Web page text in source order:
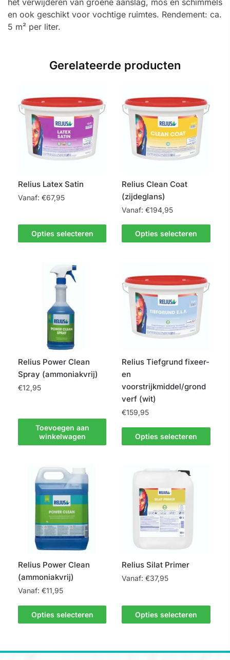
het verwijderen van groene aanslag, mos en schimmels
en ook geschikt voor vochtige ruimtes. Rendement: ca.
5 m² per liter.
Gerelateerde producten
Relius Latex Satin
Vanaf: €67,95
Opties selecteren
product
heeft
gekozen
productpagina
Relius Clean Coat
(zijdeglans)
Vanaf:€194,95
Opties selecteren
product
variaties.
Deze
optie
kan
gekozen
worden
de
productpagina
Relius Power Clean
Spray (ammoniakvrij)
€12,95
Toevoegen aan
winkelwagen
Relius Tiefgrund fixeer-
en
voorstrijkmiddel/grond
verf (wit)
€159,95
Opties selecteren
product
meerdere
Deze
optie
gekozen
worden
de
productpagina
Relius Power Clean
(ammoniakvrij)
Vanaf: €11,95
Opties selecteren
product
Relius Silat Primer
Vanaf:€37,95
Opties selecteren
product
heeft